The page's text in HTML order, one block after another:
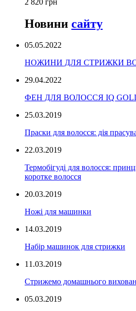
Новини сайту
05.05.2022
НОЖИНИ ДЛЯ СТРИЖКИ
29.04.2022
ФЕН ДЛЯ ВОЛОССЯ IQ
25.03.2019
Праски для волосся: дія
22.03.2019
Термобігуді для волосся:
коротке волосся
20.03.2019
Ножі для машинки
14.03.2019
Набір машинок для стрижки
11.03.2019
Стрижемо домашнього
05.03.2019